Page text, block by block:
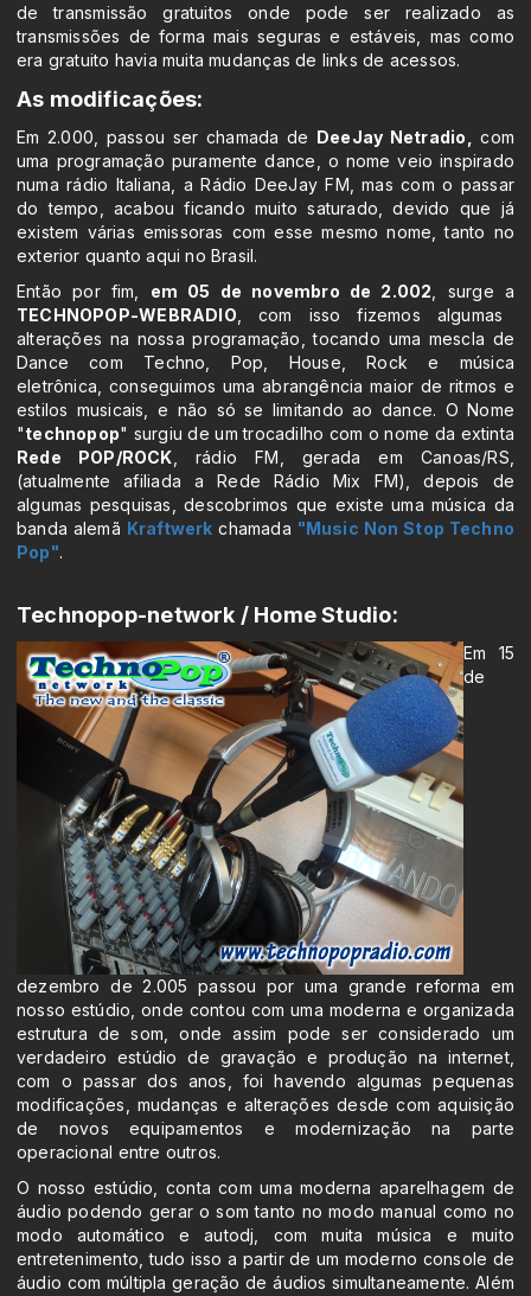
de transmissão gratuitos onde pode ser realizado as
transmissões de forma mais seguras e estáveis, mas como
era gratuito havia muita mudanças de links de acessos.
As modificações:
Em 2.000, passou ser chamada de DeeJay Netradio,
com
uma programação puramente dance, o nome veio inspirado
numa rádio Italiana, a Rádio DeeJay FM, mas com o passar
do tempo, acabou ficando muito saturado, devido que já
existem várias emissoras com esse mesmo nome, tanto no
exterior quanto aqui no Brasil.
Então por fim, em 05 de novembro de 2.002 , surge a
TECHNOPOP-WEBRADIO , com isso fizemos algumas
alterações na nossa programação, tocando uma mescla de
Dance com Techno, Pop, House, Rock e música
eletrônica, conseguimos uma abrangência maior de ritmos e
estilos musicais, e não só se limitando ao dance. O Nome
"technopop" surgiu de um trocadilho com o nome da extinta
Rede POP/ROCK , rádio FM, gerada em Canoas/RS,
(atualmente afiliada a Rede Rádio Mix FM), depois de
algumas pesquisas, descobrimos que existe uma música da
banda alemã Kraftwerk chamada "Music Non Stop Techno
Pop".
Technopop-network / Home Studio:
Em 15
de
dezembro de 2.005 passou por uma grande reforma em
nosso estúdio, onde contou com uma moderna e organizada
estrutura de som, onde assim pode ser considerado um
verdadeiro estúdio de gravação e produção na internet,
com o passar dos anos, foi havendo algumas pequenas
modificações, mudanças e alterações desde com aquisição
de novos equipamentos e modernização na parte
operacional entre outros.
O nosso estúdio, conta com uma moderna aparelhagem de
áudio podendo gerar o som tanto no modo manual como no
modo automático e autodj, com muita música e muito
entretenimento, tudo isso a partir de um moderno console de
áudio com múltipla geração de áudios simultaneamente. Além